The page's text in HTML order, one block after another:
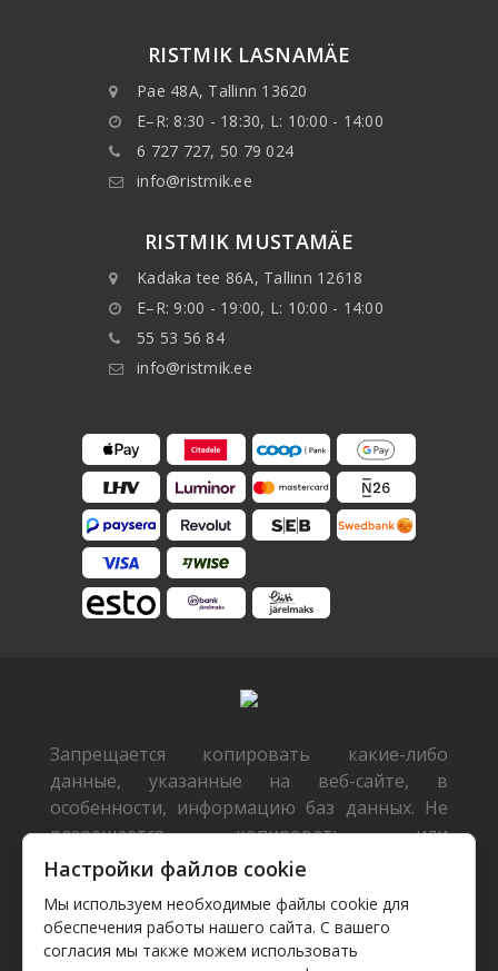
RISTMIK LASNAMÄE
Pae 48A, Tallinn 13620
E–R: 8:30 - 18:30, L: 10:00 - 14:00
6 727 727, 50 79 024
info@ristmik.ee
RISTMIK MUSTAMÄE
Kadaka tee 86A, Tallinn 12618
E–R: 9:00 - 19:00, L: 10:00 - 14:00
55 53 56 84
info@ristmik.ee
Запрещается копировать какие-либо
данные, указанные на веб-сайте, в
особенности, информацию баз данных. Не
разрешается копировать или
распространять данные или базы данных
без предварительного письменного
согласия TecDoc или/и разрешать такие
действия третьим лицам. Такие действия
Настройки файлов cookie
Мы используем необходимые файлы cookie для
обеспечения работы нашего сайта. С вашего
согласия мы также можем использовать